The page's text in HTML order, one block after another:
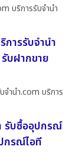
บริการรับจำนำ
ารรับจำนำ
บฝากขาย
จํานํา.com บริการ
รับซื้ออุปกรณ์
กรณ์ไอที